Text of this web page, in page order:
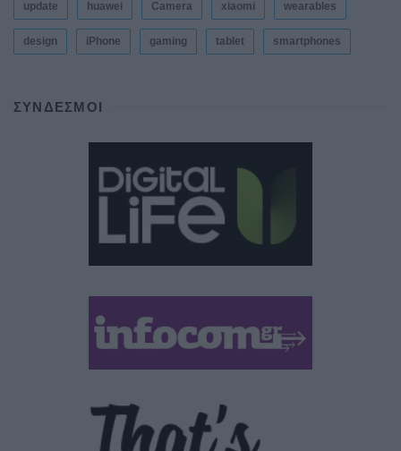
update huawei Camera xiaomi wearables
design iPhone gaming tablet smartphones
ΣΎΝΔΕΣΜΟΙ